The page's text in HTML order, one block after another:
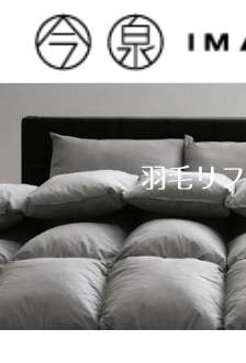
content
羽毛リ